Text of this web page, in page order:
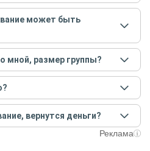
«Задать вопрос» и
этом не нужно. Сначала
вас вопросы и после
Задать вопрос.
может быть
погодных условий,
кораблике, а по прогнозу
ветер. При этом гид
а мы вернем предоплату на
экскурсия состоится.
мной, размер группы?
гид проведет встречу
Если групповая — на
размер зависит от
дату и время, и внесите
чтобы другие
ваше место. После этого
вернутся деньги?
раньше мы вернем всюРеклама